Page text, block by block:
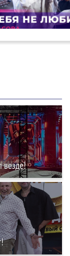
везде!